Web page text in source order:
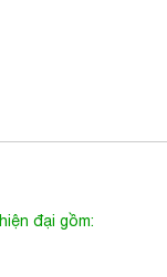
đại gồm: